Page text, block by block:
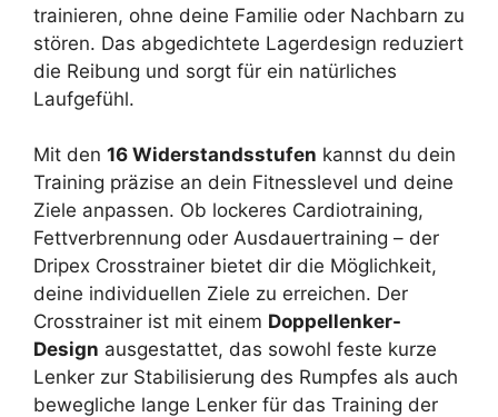
trainieren, ohne deine Familie oder Nachbarn zu
stören. Das abgedichtete Lagerdesign reduziert
die Reibung und sorgt für ein natürliches
Laufgefühl.
Mit den 16 Widerstandsstufen kannst du dein
Training präzise an dein Fitnesslevel und deine
Ziele anpassen. Ob lockeres Cardiotraining,
Fettverbrennung oder Ausdauertraining – der
Dripex Crosstrainer bietet dir die Möglichkeit,
deine individuellen Ziele zu erreichen. Der
Crosstrainer ist mit einem Doppellenker-
Design ausgestattet, das sowohl feste kurze
Lenker zur Stabilisierung des Rumpfes als auch
bewegliche lange Lenker für das Training der